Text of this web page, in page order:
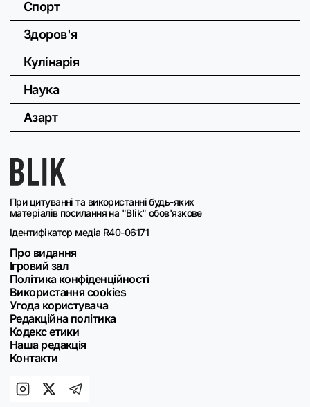
При цитуванні та використанні будь-яких
матеріалів посилання на "Blik" обов'язкове
Ідентифікатор медіа R40-06171
Про видання
Ігровий зал
Політика конфіденційності
Використання cookies
Угода користувача
Редакційна політика
Кодекс етики
Наша редакція
Контакти
Спорт
Здоров'я
Кулінарія
Наука
Азарт